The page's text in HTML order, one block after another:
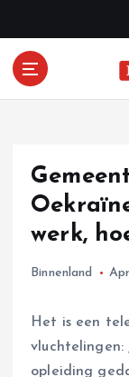
werk,
Binnenland
Het is een
opleiding